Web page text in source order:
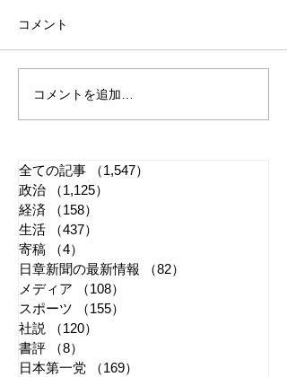
れいわ・山本太郎が代表
辞任 日本第一党・桜井
コメント
コメントを追加…
全ての記事 （1,547）
政治
（1,125）
経済
（158）
生活
（437）
寄稿
（4）
日章新聞の最新情報
（82）
メディア
（108）
スポーツ
（155）
社説
（120）
書評
（8）
日本第一党
（169）